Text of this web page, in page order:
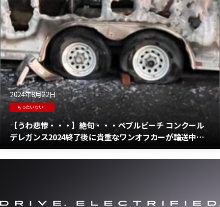
2024年8月22日
もったいない！
【うわ悲惨・・・】絶句・・・ペブルビーチ コンクール
デレガンス2024終了後に貴重なワンオフカーが輸送中の
トレーラーで炎上！辛い・・・